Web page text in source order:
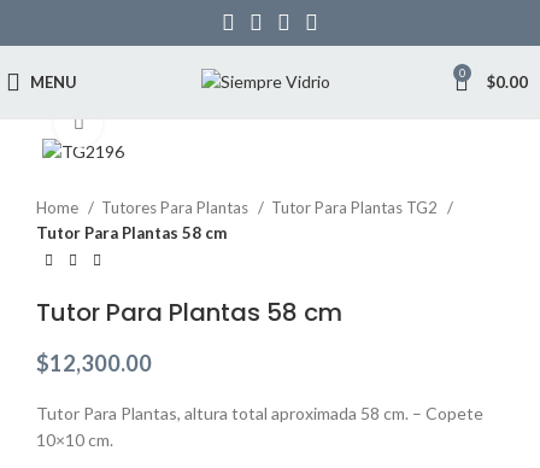
MENU 0 $0.00
Home Tutores Para Plantas
Tutor Para Plantas TG2
Tutor Para Plantas 58 cm
Tutor Para Plantas 58 cm
$12,300.00
Tutor Para Plantas, altura total aproximada 58 cm. – Copete
10×10 cm.